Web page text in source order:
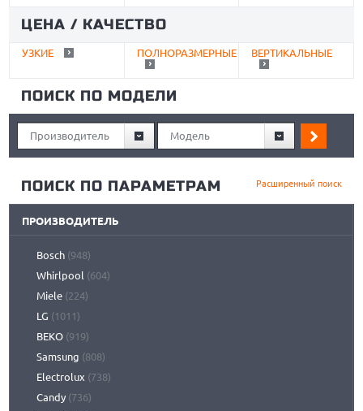
ЦЕНА / КАЧЕСТВО
УЗКИЕ ПОЛНОРАЗМЕРНЫЕ ВЕРТИКАЛЬНЫЕ
ПОИСК ПО МОДЕЛИ
Производитель Модель
Расширенный поиск
ПОИСК ПО ПАРАМЕТРАМ
ПРОИЗВОДИТЕЛЬ
Bosch (948)
Whirlpool (604)
Miele (224)
LG (1011)
BEKO (919)
Samsung (808)
Electrolux (738)
Candy (736)